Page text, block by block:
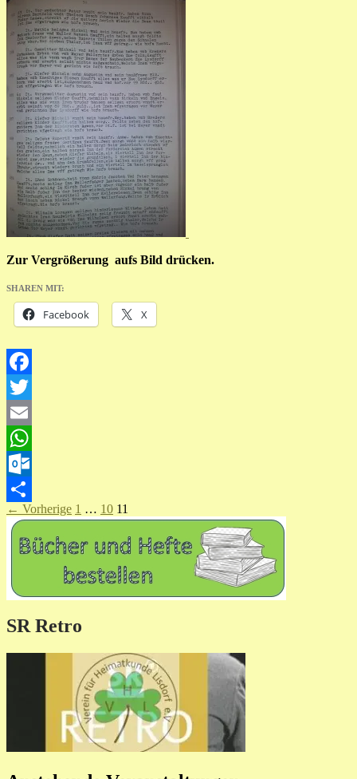
Zur Vergrößerung aufs Bild drücken.
SHAREN MIT:
Facebook X
Facebook
Twitter
Email
WhatsApp
Outlook.com
Teilen
Beitragsnavigation
← Vorherige 1 … 10 11
SR Retro